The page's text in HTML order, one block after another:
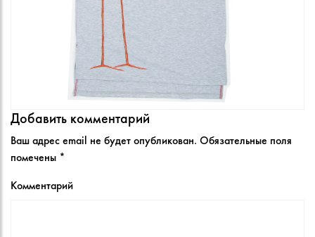
Добавить комментарий
Ваш адрес email не будет опубликован. Обязательные поля
помечены *
Комментарий